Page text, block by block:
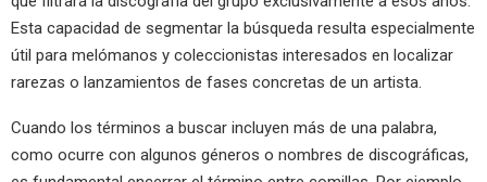
Esta capacidad de segmentar la búsqueda resulta especialmente
útil para melómanos y coleccionistas interesados en localizar
rarezas o lanzamientos de fases concretas de un artista.
Cuando los términos a buscar incluyen más de una palabra,
como ocurre con algunos géneros o nombres de discográficas,